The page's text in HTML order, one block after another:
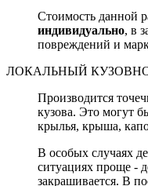
Стоимость данной
индивидуально, в
повреждений и
ЛОКАЛЬНЫЙ
Производится
кузова. Это могут
крылья, крыша,
В особых случаях
ситуациях проще -
закрашивается. В